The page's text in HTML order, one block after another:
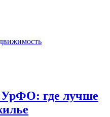
УрФО: где лучше